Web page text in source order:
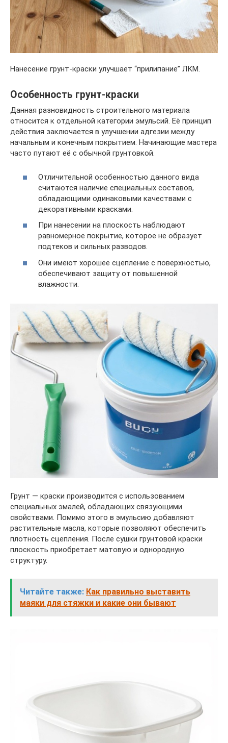
Нанесение грунт-краски улучшает “прилипание” ЛКМ.
Особенность грунт-краски
Данная разновидность строительного материала
относится к отдельной категории эмульсий. Её принцип
действия заключается в улучшении адгезии между
начальным и конечным покрытием. Начинающие мастера
часто путают её с обычной грунтовкой.
Отличительной особенностью данного вида
считаются наличие специальных составов,
обладающими одинаковыми качествами с
декоративными красками.
При нанесении на плоскость наблюдают
равномерное покрытие, которое не образует
подтеков и сильных разводов.
Они имеют хорошее сцепление с поверхностью,
обеспечивают защиту от повышенной
влажности.
Грунт — краски производится с использованием
специальных эмалей, обладающих связующими
свойствами. Помимо этого в эмульсию добавляют
растительные масла, которые позволяют обеспечить
плотность сцепления. После сушки грунтовой краски
плоскость приобретает матовую и однородную
структуру.
Читайте также: Как правильно выставить
маяки для стяжки и какие они бывают